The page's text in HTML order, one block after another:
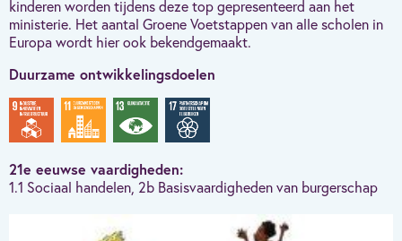
kinderen worden tijdens deze top gepresenteerd aan het
ministerie. Het aantal Groene Voetstappen van alle scholen in
Europa wordt hier ook bekendgemaakt.
Duurzame ontwikkelingsdoelen
21e eeuwse vaardigheden:
1.1 Sociaal handelen, 2b Basisvaardigheden van burgerschap